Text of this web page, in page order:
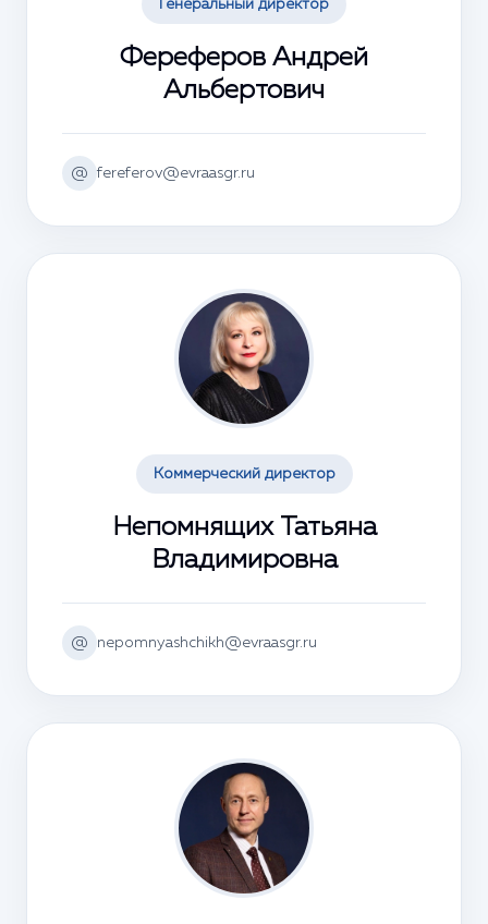
Генеральный директор
Фереферов Андрей
Альбертович
@ fereferov@evraasgr.ru
Коммерческий директор
Непомнящих Татьяна
Владимировна
@ nepomnyashchikh@evraasgr.ru